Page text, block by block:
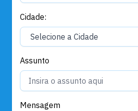
Cidade:
Assunto
Mensagem